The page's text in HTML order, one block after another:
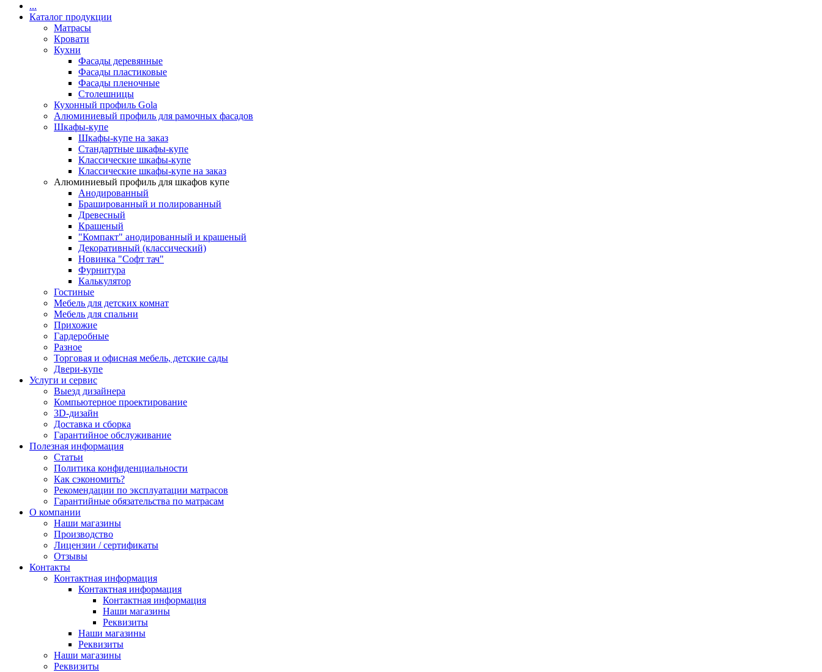
...
Каталог продукции
Матрасы
Кровати
Кухни
Фасады деревянные
Фасады пластиковые
Фасады пленочные
Столешницы
Кухонный профиль Gola
Алюминиевый профиль для рамочных фасадов
Шкафы-купе
Шкафы-купе на заказ
Стандартные шкафы-купе
Классические шкафы-купе
Классические шкафы-купе на заказ
Алюминиевый профиль для шкафов купе
Анодированный
Брашированный и полированный
Древесный
Крашеный
"Компакт" анодированный и крашеный
Декоративный (классический)
Новинка "Софт тач"
Фурнитура
Калькулятор
Гостиные
Мебель для детских комнат
Мебель для спальни
Прихожие
Гардеробные
Разное
Торговая и офисная мебель, детские сады
Двери-купе
Услуги и сервис
Выезд дизайнера
Компьютерное проектирование
3D-дизайн
Доставка и сборка
Гарантийное обслуживание
Полезная информация
Статьи
Политика конфиденциальности
Как сэкономить?
Рекомендации по эксплуатации матрасов
Гарантийные обязательства по матрасам
О компании
Наши магазины
Производство
Лицензии / сертификаты
Отзывы
Контакты
Контактная информация
Контактная информация
Контактная информация
Наши магазины
Реквизиты
Наши магазины
Реквизиты
Наши магазины
Реквизиты